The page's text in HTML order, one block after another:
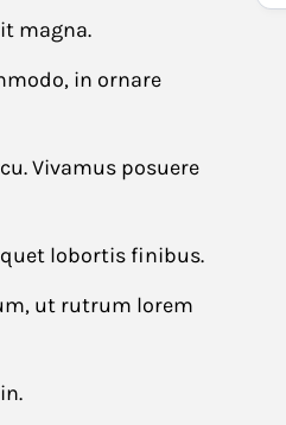
and drop or browse
magna.
in ornare
Vivamus posuere
lobortis finibus.
ut rutrum lorem